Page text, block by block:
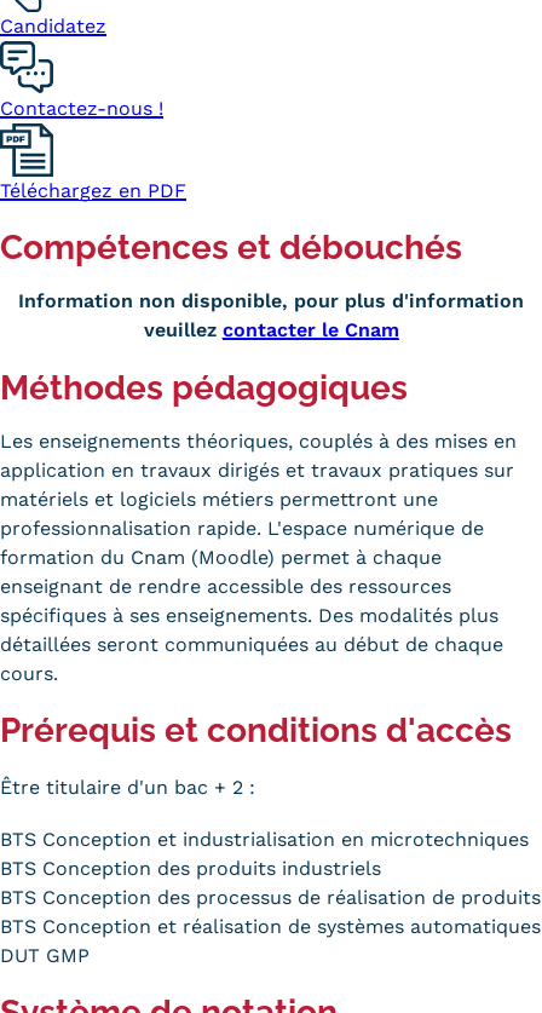
Prospect
JPO
Candidatez
Contactez-nous !
Téléchargez en PDF
Compétences et débouchés
Information non disponible, pour plus d'information
veuillez contacter le Cnam
Méthodes pédagogiques
Les enseignements théoriques, couplés à des mises en
application en travaux dirigés et travaux pratiques sur
matériels et logiciels métiers permettront une
professionnalisation rapide. L'espace numérique de
formation du Cnam (Moodle) permet à chaque
enseignant de rendre accessible des ressources
spécifiques à ses enseignements. Des modalités plus
détaillées seront communiquées au début de chaque
cours.
Prérequis et conditions d'accès
Être titulaire d'un bac + 2 :
BTS Conception et industrialisation en microtechniques
BTS Conception des produits industriels
BTS Conception des processus de réalisation de produits
BTS Conception et réalisation de systèmes automatiques
DUT GMP